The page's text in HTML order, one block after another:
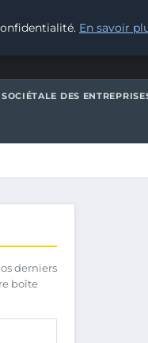
DES
derniers
boîte
En savoir